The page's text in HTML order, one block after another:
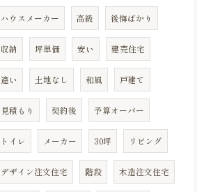
ハウスメーカー 高級 後悔ばかり
収納 坪単価 安い 建売住宅
違い 土地なし 和風 戸建て
見積もり 契約後 予算オーバー
トイレ メーカー 30坪 リビング
デザイン注文住宅 階段 木造注文住宅